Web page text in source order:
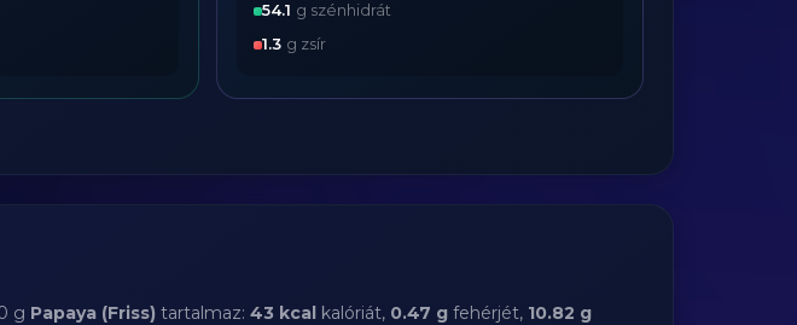
54.1 g szénhidrát
1.3 g zsír
g Papaya (Friss) tartalmaz: 43 kcal kalóriát, 0.47 g fehérjét, 10.82 g